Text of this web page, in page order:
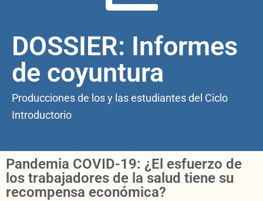
DOSSIER: Informes
de coyuntura
Producciones de los y las estudiantes del Ciclo
Introductorio
Pandemia COVID-19: ¿El esfuerzo de
los trabajadores de la salud tiene su
recompensa económica?